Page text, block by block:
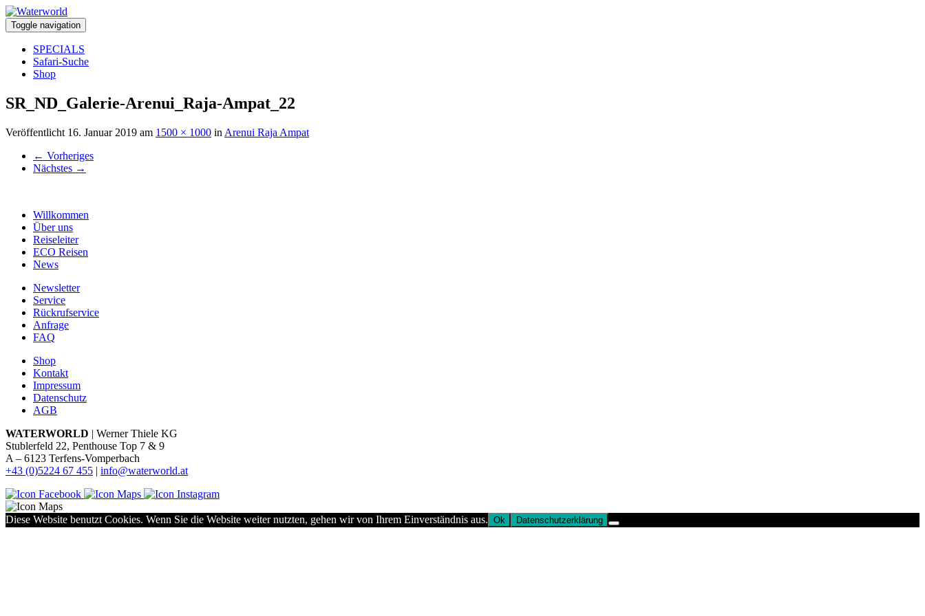
Toggle navigation
SPECIALS
Safari-Suche
Shop
SR_ND_Galerie-Arenui_Raja-Ampat_22
Veröffentlicht 16. Januar 2019 am 1500 × 1000 in Arenui Raja Ampat
← Vorheriges
Nächstes →
Willkommen
Über uns
Reiseleiter
ECO Reisen
News
Newsletter
Service
Rückrufservice
Anfrage
FAQ
Shop
Kontakt
Impressum
Datenschutz
AGB
WATERWORLD | Werner Thiele KG
Stublerfeld 22, Penthouse Top 7 & 9
A – 6123 Terfens-Vomperbach
+43 (0)5224 67 455 | info@waterworld.at
Diese Website benutzt Cookies. Wenn Sie die Website weiter nutzten, gehen wir von Ihrem Einverständnis aus. Ok Datenschutzerklärung